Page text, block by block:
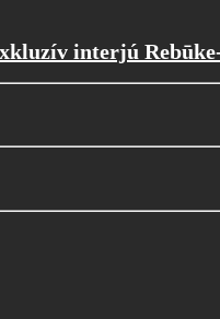
interjú